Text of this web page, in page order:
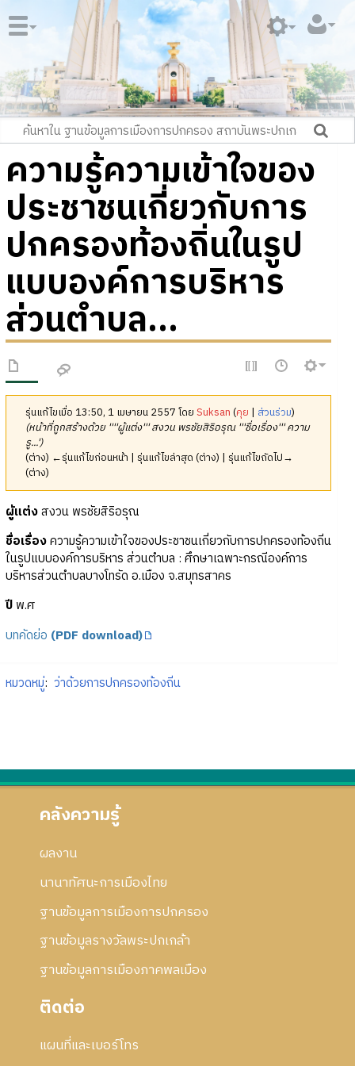
ความรู้ความเข้าใจของ
ประชาชนเกี่ยวกับการ
ปกครองท้องถิ่นในรูป
แบบองค์การบริหาร
ส่วนตำบล...
รุ่นแก้ไขเมื่อ 13:50, 1 เมษายน 2557 โดยSuksan (คุย | ส่วนร่วม)
(หน้าที่ถูกสร้างด้วย ''''ผู้แต่ง''' สงวน พรชัยสิริอรุณ '''ชื่อเรื่อง''' ความ
รู...')
(ต่าง) ←รุ่นแก้ไขก่อนหน้า | รุ่นแก้ไขล่าสุด (ต่าง) | รุ่นแก้ไขถัดไป→
(ต่าง)
ผู้แต่งสงวน พรชัยสิริอรุณ
ชื่อเรื่องความรู้ความเข้าใจของประชาชนเกี่ยวกับการปกครองท้องถิ่น
ในรูปแบบองค์การบริหาร ส่วนตำบล : ศึกษาเฉพาะกรณีองค์การ
บริหารส่วนตำบลบางโทรัด อ.เมือง จ.สมุทรสาคร
ปีพ.ศ
บทคัดย่อ (PDF download)
หมวดหมู่: ว่าด้วยการปกครองท้องถิ่น
คลังความรู้
ผลงาน
นานาทัศนะการเมืองไทย
ฐานข้อมูลการเมืองการปกครอง
ฐานข้อมูลรางวัลพระปกเกล้า
ฐานข้อมูลการเมืองภาคพลเมือง
ติดต่อ
แผนที่และเบอร์โทร